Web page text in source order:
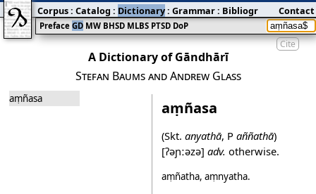
Cite
A Dictionary of Gāndhārī
Stefan Baums and Andrew Glass
aṃñasa aṃñasa
(Skt. anyathā, P aññathā)
[ʔəɲːəzə] adv. otherwise.
aṃñatha, aṃnyatha.
Preface GD MW BHSD MLBS PTSD DoP
Corpus: Catalog : Dictionary: Grammar: Bibliography:Blog
Contact